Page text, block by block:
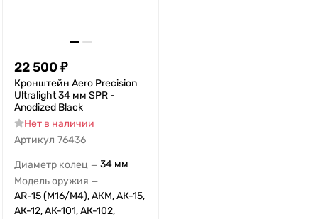
22 500 ₽
Кронштейн Aero Precision
Ultralight 34 мм SPR -
Anodized Black
Нет в наличии
Артикул 76436
Диаметр колец — 34 мм
Модель оружия —
AR-15 (M16/M4), АКМ, АК-15,
АК-12, АК-101, АК-102,